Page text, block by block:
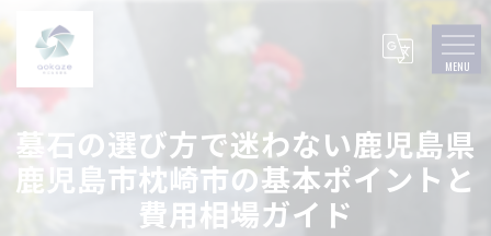
墓石の選び方で迷わない鹿児島県
鹿児島市枕崎市の基本ポイントと
費用相場ガイド